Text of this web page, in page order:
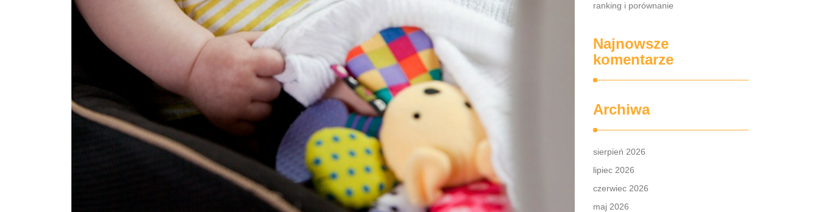
ranking i porównanie
Najnowsze
komentarze
Archiwa
sierpień 2026
lipiec 2026
czerwiec 2026
maj 2026